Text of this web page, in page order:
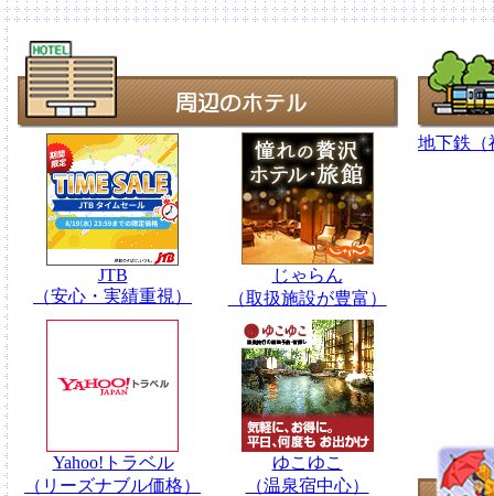
JTB
（安心・実績重視）
じゃらん
（取扱施設が豊富）
Yahoo!トラベル
（リーズナブル価格）
ゆこゆこ
（温泉宿中心）
地下鉄（